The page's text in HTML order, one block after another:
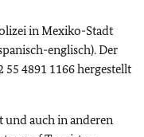
in Mexiko-Stadt
englisch). Der
4891 1166 hergestellt
und auch in anderen